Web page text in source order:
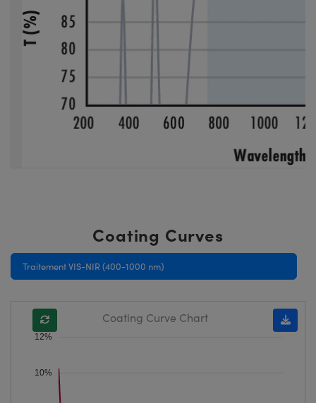
Coating Curves
Traitement VIS-NIR (400-1000 nm)
10%
12%
Coating Curve Chart